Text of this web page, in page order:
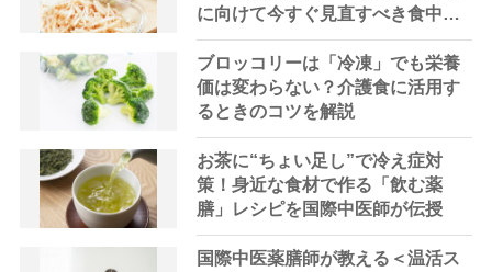
に向けて今すぐ見直すべき食中毒
対策を家事アドバイザーが指南
ブロッコリーは「冷凍」でも栄養
価は変わらない？介護食に活用す
るときのコツを解説
お茶に“ちょい足し”で冷え症対
策！身近な食材で作る「飲む薬
膳」レシピを国際中医師が伝授
国際中医薬膳師が教える＜温活ス